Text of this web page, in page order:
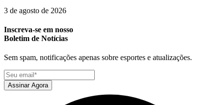
3 de agosto de 2026
Inscreva-se em nosso
Boletim de Notícias
Sem spam, notificações apenas sobre esportes e atualizações.
Assinar Agora